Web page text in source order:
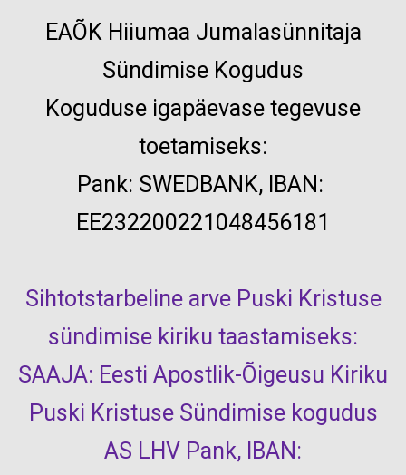
EAÕK Hiiumaa Jumalasünnitaja
Sündimise Kogudus
Koguduse igapäevase tegevuse
toetamiseks:
Pank: SWEDBANK, IBAN:
EE232200221048456181
Sihtotstarbeline arve Puski Kristuse
sündimise kiriku taastamiseks:
SAAJA: Eesti Apostlik-Õigeusu Kiriku
Puski Kristuse Sündimise kogudus
AS LHV Pank, IBAN: